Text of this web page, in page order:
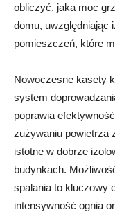
obliczyć, jaka moc
domu, uwzględniając
pomieszczeń, które
Nowoczesne kasety
system
poprawia
zużywaniu powietrza
istotne w dobrze
budynkach.
spalania to kluczowy
intensywność ognia